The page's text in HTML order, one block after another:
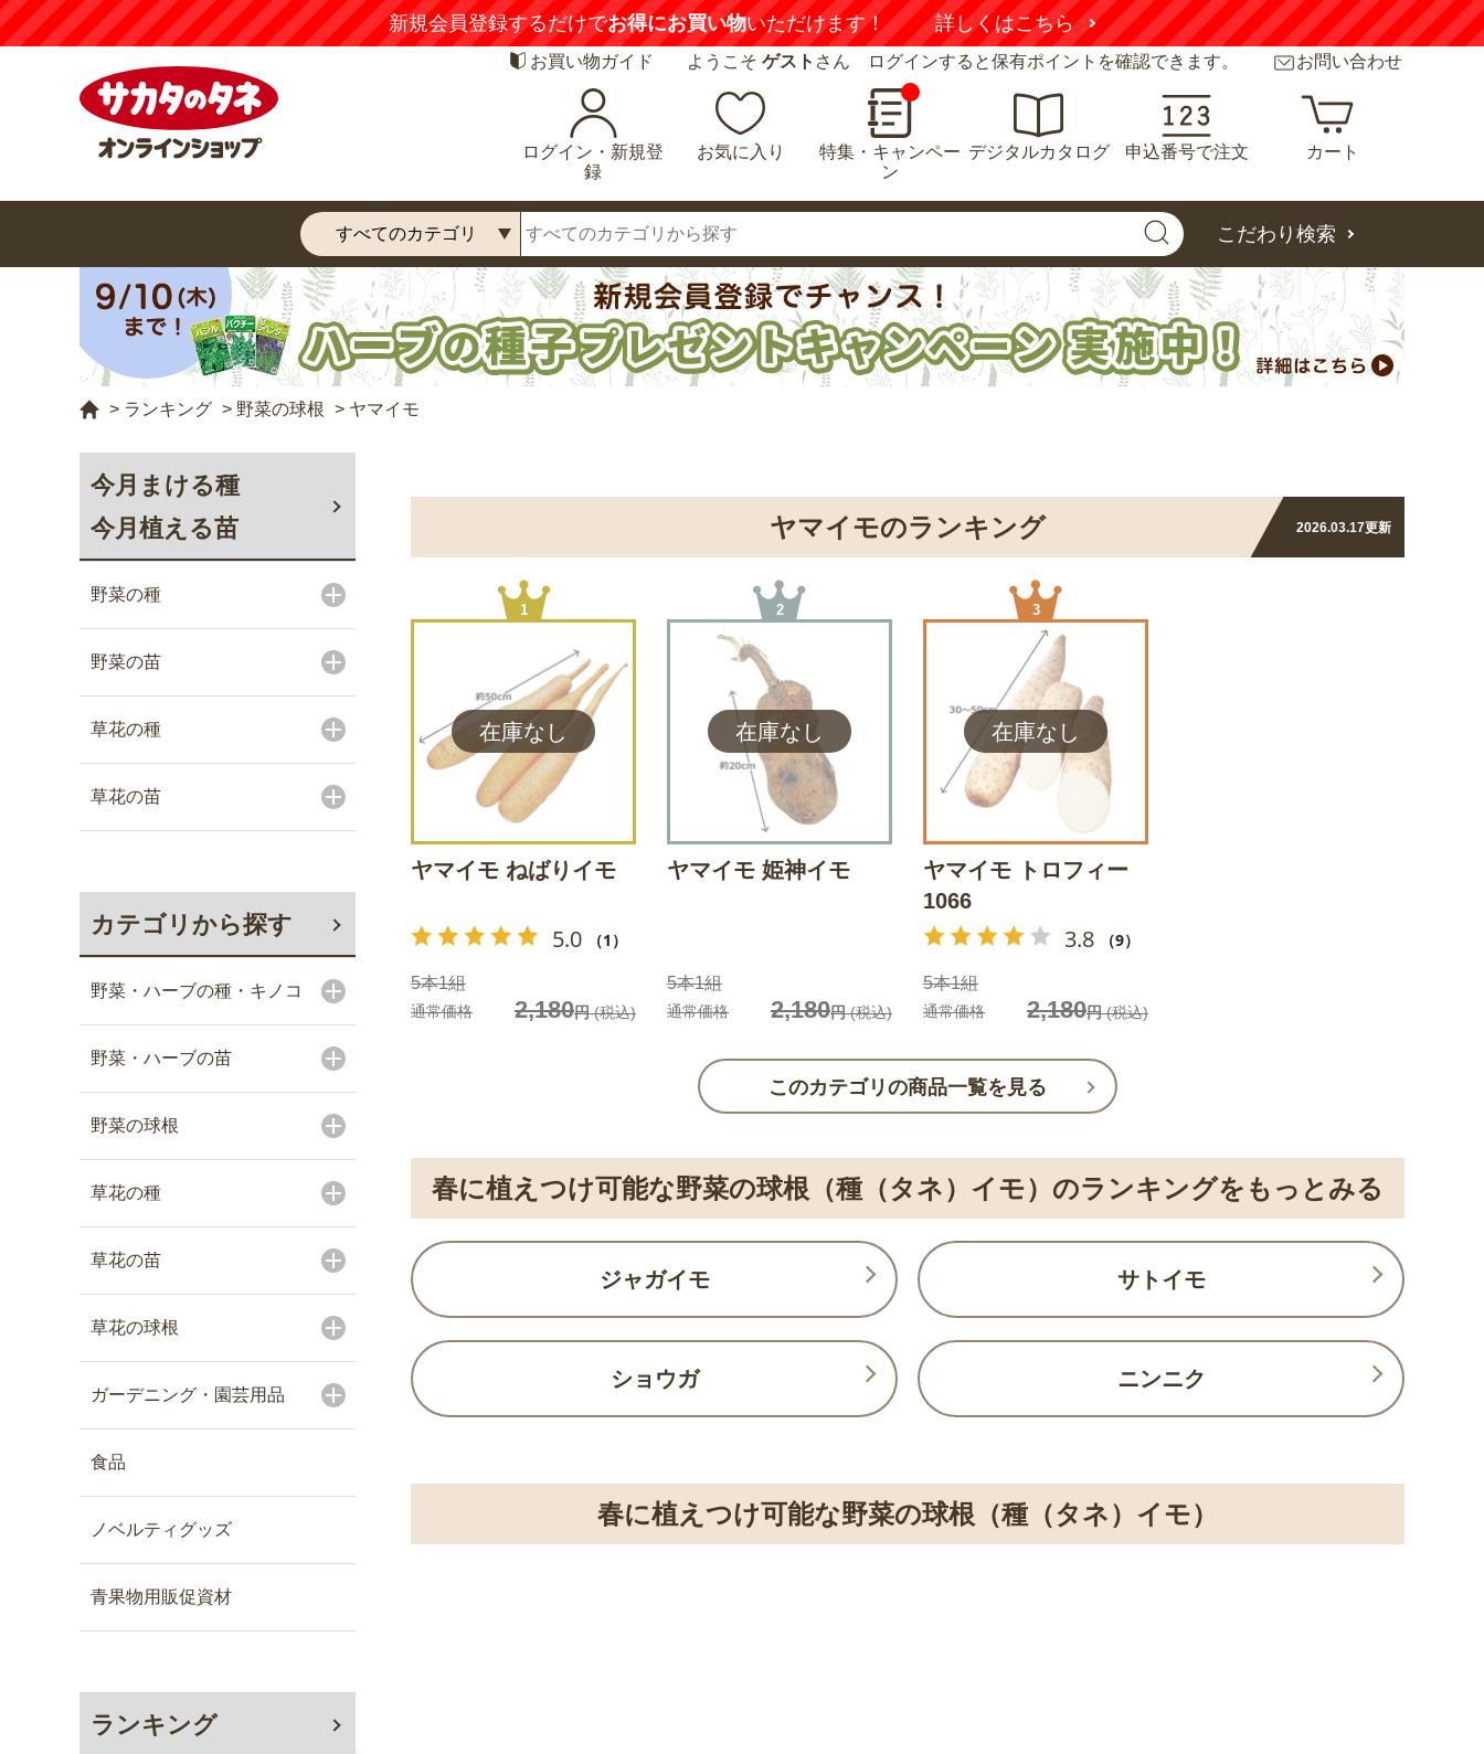
新規会員登録するだけでお得にお買い物いただけます！ 詳しくはこちら
お買い物ガイド ようこそ ゲスト さん ログインすると保有ポイントを確認できます。 お問い合わせ
ログイン・新規登
録
お気に入り
特集・キャンペー
ン
デジタルカタログ 申込番号で注文 カート
こだわり検索
> ランキング > 野菜の球根 > ヤマイモ
今月まける種
今月植える苗
野菜の種
野菜の苗
草花の種
草花の苗
カテゴリから探す
野菜・ハーブの種・キノコ
野菜・ハーブの苗
野菜の球根
草花の種
草花の苗
草花の球根
ガーデニング・園芸用品
食品
ノベルティグッズ
青果物用販促資材
ランキング
ヤマイモのランキング 2026.03.17更新
1
ヤマイモ ねばりイモ
5.0 （1）
5本1組
通常価格 2,180円(税込)
2
ヤマイモ 姫神イモ
5本1組
通常価格 2,180円(税込)
3
ヤマイモ トロフィー
1066
3.8 （9）
5本1組
通常価格 2,180円(税込)
このカテゴリの商品一覧を見る
春に植えつけ可能な野菜の球根（種（タネ）イモ）のランキングをもっとみる
ジャガイモ サトイモ
ショウガ ニンニク
春に植えつけ可能な野菜の球根（種（タネ）イモ）